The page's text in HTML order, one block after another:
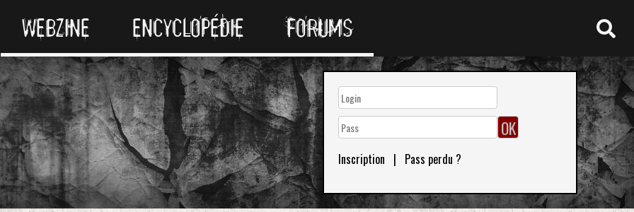
WEBZINE ENCYCLOPÉDIE FORUMS
Inscription | Pass perdu ?